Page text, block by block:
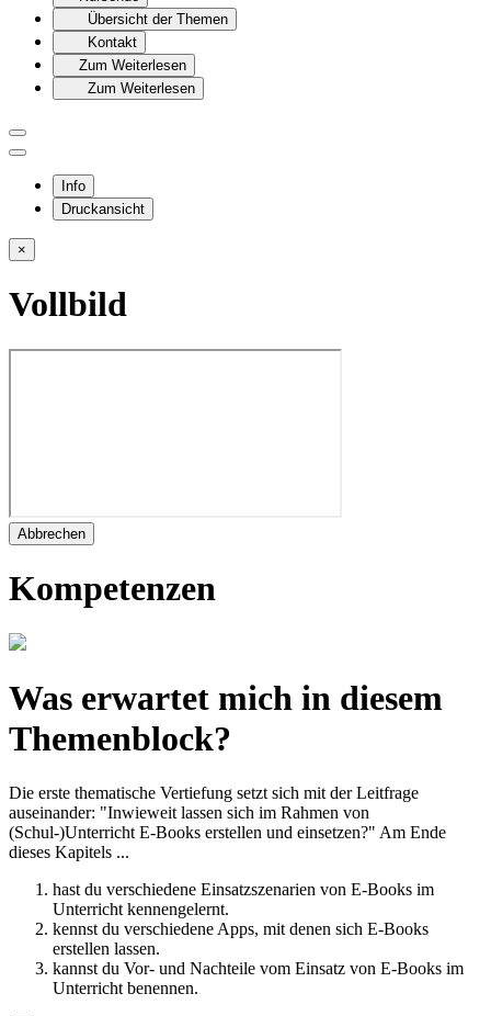
Übersicht der Themen
Kontakt
Zum Weiterlesen
Zum Weiterlesen
Info
Druckansicht
×
Vollbild
Abbrechen
Kompetenzen
Was erwartet mich in diesem
Themenblock?
Die erste thematische Vertiefung setzt sich mit der Leitfrage
auseinander: "Inwieweit lassen sich im Rahmen von
(Schul-)Unterricht E-Books erstellen und einsetzen?" Am Ende
dieses Kapitels ...
hast du verschiedene Einsatzszenarien von E-Books im
Unterricht kennengelernt.
kennst du verschiedene Apps, mit denen sich E-Books
erstellen lassen.
kannst du Vor- und Nachteile vom Einsatz von E-Books im
Unterricht benennen.